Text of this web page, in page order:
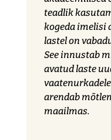
teadlik
kogeda imelisi
lastel on
See innustab
avatud laste
arendab
maailmas.